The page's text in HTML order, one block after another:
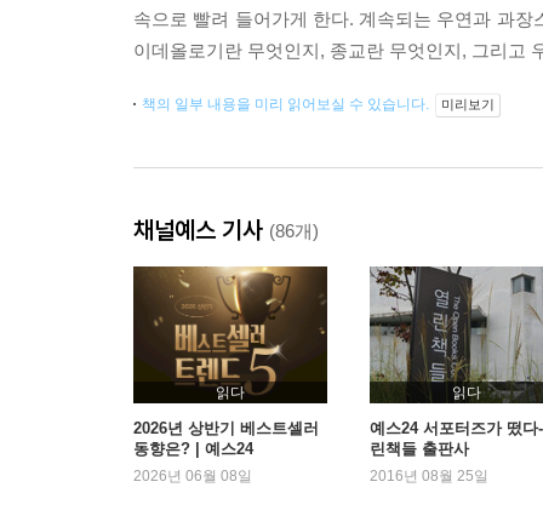
속으로 빨려 들어가게 한다. 계속되는 우연과 과
이데올로기란 무엇인지, 종교란 무엇인지, 그리고
책의 일부 내용을 미리 읽어보실 수 있습니다. 미리보기
채널예스 기사 (86개)
읽다
2026년 상반기 베스트셀러
동향은? | 예스24
2026년 06월 08일
읽다
예스24 서포터즈가 떴다
린책들 출판사
2016년 08월 25일